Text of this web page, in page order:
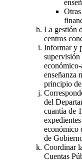
La gestión
centros
Informar y
supervisión
enseñanza
principio
del
cuantía de
económico
de
Coordinar
Cuentas